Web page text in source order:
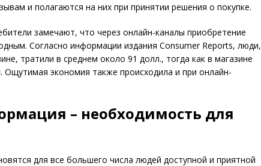
и полагаются на них при принятии решения о покупке.
замечают, что через онлайн-каналы приобретение
Согласно информации издания Consumer Reports, люди,
тратили в среднем около 91 долл., тогда как в магазине
Ощутимая экономия также происходила и при онлайн-
– необходимость для
для все большего числа людей доступной и приятной